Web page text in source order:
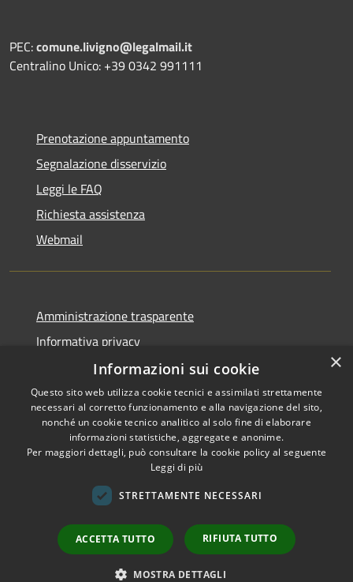
PEC:comune.livigno@legalmail.it
Centralino Unico: +39 0342 991111
Prenotazione appuntamento
Segnalazione disservizio
Leggi le FAQ
Richiesta assistenza
Webmail
Amministrazione trasparente
Informativa privacy
Dichiarazione di accessibilità
Whistleblowing - segnalazione illeciti
Copyright © 2026 • Comune di
Municipium•
Accesso
redazione
×
Informazioni sui cookie
Questo sito web utilizza cookie tecnici e assimilati strettamente
necessari al corretto funzionamento e alla navigazione del sito,
nonché un cookie tecnico analitico al solo fine di elaborare
informazioni statistiche, aggregate e anonime.
Per maggiori dettagli, può consultare la cookie policy al seguente
Leggi di più
STRETTAMENTE NECESSARI
ACCETTA TUTTO RIFIUTA TUTTO
MOSTRA DETTAGLI